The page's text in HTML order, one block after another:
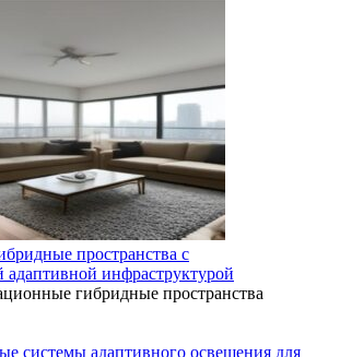
пространства с
инфраструктурой
гибридные пространства